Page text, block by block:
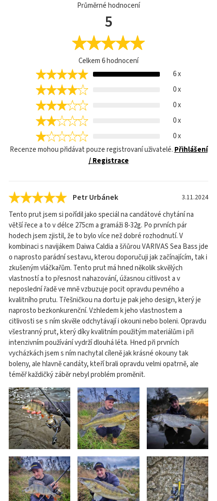
Průměrné hodnocení
5
Celkem6hodnocení
6 x
0 x
0 x
0 x
0 x
Recenze mohou přidávat pouze registrovaní uživatelé. Přihlášení
/ Registrace
Petr Urbánek 3.11.2024
Tento prut jsem si pořídil jako speciál na candátové chytání na
větší řece a to v délce 275cm a gramáži 8-32g. Po prvních pár
hodech jsem zjistil, že to bylo více než dobré rozhodnutí. V
kombinaci s navijákem Daiwa Caldia a šňůrou VARIVAS Sea Bass jde
o naprosto parádní sestavu, kterou doporučuji jak začínajícím, tak i
zkušeným vláčkařům. Tento prut má hned několik skvělých
vlastností a to přesnost nahazování, úžasnou citlivost a v
neposlední řadě ve mně vzbuzuje pocit opravdu pevného a
kvalitního prutu. Třešničkou na dortu je pak jeho design, který je
naprosto bezkonkurenční. Vzhledem k jeho vlastnostem a
citlivosti se s ním skvěle odchytávají i okouni nebo boleni. Opravdu
všestranný prut, který díky kvalitním použitým materiálům i při
intenzivním používání vydrží dlouhá léta. Hned při prvních
vycházkách jsem s ním nachytal cíleně jak krásné okouny tak
boleny, ale hlavně candáty, kteří brali opravdu velmi opatrně, ale
téměř každičký záběr nebyl problém proměnit.